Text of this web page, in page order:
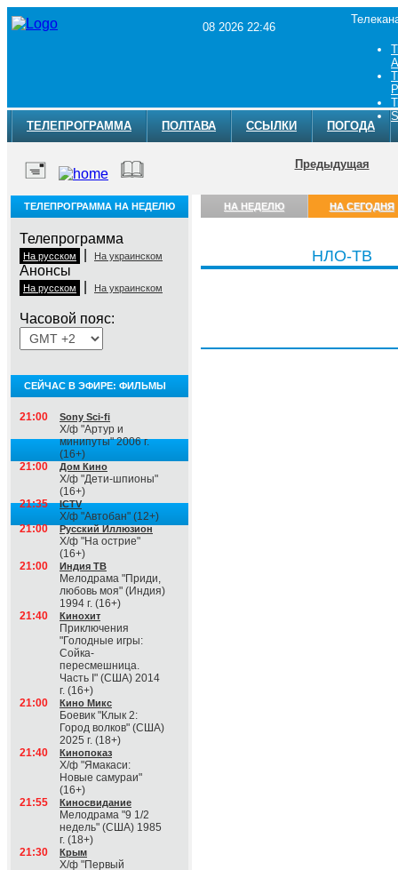
08 2026 22:46
ТЕЛЕПРОГРАММА ПОЛТАВА ССЫЛКИ ПОГОДА
Предыдущая
ТЕЛЕПРОГРАММА НА НЕДЕЛЮ
Телепрограмма
На русском На украинском
Анонсы
На русском На украинском
Часовой пояс:
СЕЙЧАС В ЭФИРЕ: ФИЛЬМЫ
21:00 Sony Sci-fi
Х/ф "Артур и
минипуты" 2006 г.
(16+)
21:00
Дом Кино
Х/ф "Дети-шпионы"
(16+)
21:35
ICTV
Х/ф "Автобан" (12+)
21:00
Русский Иллюзион
Х/ф "На острие"
(16+)
21:00
Индия ТВ
Мелодрама "Приди,
любовь моя" (Индия)
1994 г. (16+)
21:40
Кинохит
Приключения
"Голодные игры:
Сойка-
пересмешница.
Часть I" (США) 2014
г. (16+)
21:00
Кино Микс
Боевик "Клык 2:
Город волков" (США)
2025 г. (18+)
21:40
Кинопоказ
Х/ф "Ямакаси:
Новые самураи"
(16+)
21:55
Киносвидание
Мелодрама "9 1/2
недель" (США) 1985
г. (18+)
21:30
Крым
Х/ф "Первый
НА НЕДЕЛЮ НА СЕГОДНЯ
НЛО-ТВ